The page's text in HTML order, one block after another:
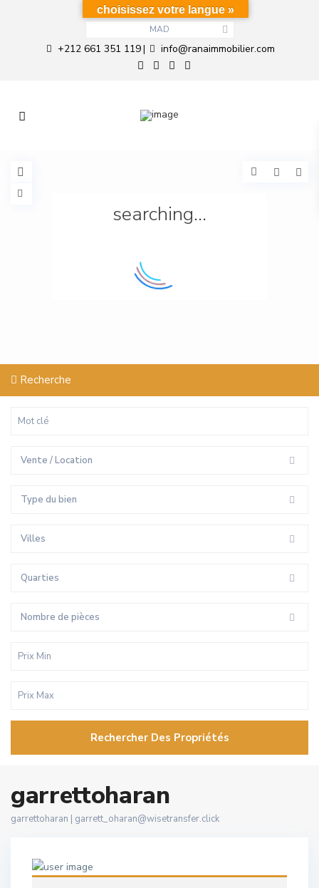
MAD
+212 661 351 119| info@ranaimmobilier.com
searching...
Recherche
Vente / Location
Type du bien
Villes
Quarties
Nombre de pièces
Rechercher Des Propriétés
garrettoharan
garrettoharan | garrett_oharan@wisetransfer.click
choisissez votre langue »